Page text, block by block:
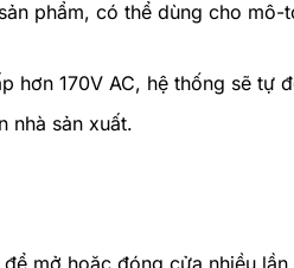
phẩm, có thể dùng cho
hơn 170V AC, hệ thống sẽ tự
nhà sản xuất.